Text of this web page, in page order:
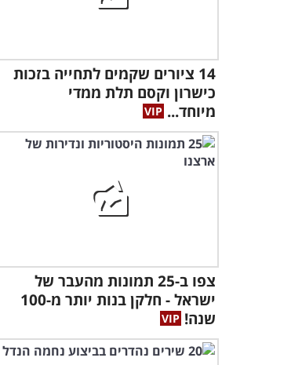
14 ציורים שקמים לתחייה בזכות
כישרון וקסם תלת ממדי
מיוחד...
צפו ב-25 תמונות מהעבר של
ישראל - חלקן בנות יותר מ-100
שנה!